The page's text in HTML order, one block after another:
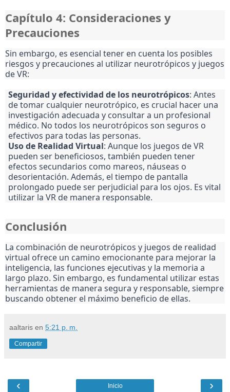
Capítulo 4: Consideraciones y
Precauciones
Sin embargo, es esencial tener en cuenta los posibles
riesgos y precauciones al utilizar neurotrópicos y juegos
de VR:
Seguridad y efectividad de los neurotrópicos: Antes
de tomar cualquier neurotrópico, es crucial hacer una
investigación adecuada y consultar a un profesional
médico. No todos los neurotrópicos son seguros o
efectivos para todas las personas.
Uso de Realidad Virtual: Aunque los juegos de VR
pueden ser beneficiosos, también pueden tener
efectos secundarios como mareos, náuseas o
desorientación. Además, el tiempo de pantalla
prolongado puede ser perjudicial para los ojos. Es vital
utilizar la VR de manera responsable.
Conclusión
La combinación de neurotrópicos y juegos de realidad
virtual ofrece un camino emocionante para mejorar la
inteligencia, las funciones ejecutivas y la memoria a
largo plazo. Sin embargo, es fundamental utilizar estas
herramientas de manera segura y responsable, siempre
buscando obtener el máximo beneficio de ellas.
aaltaris en 5:21 p. m.
Compartir
‹ ›
Inicio